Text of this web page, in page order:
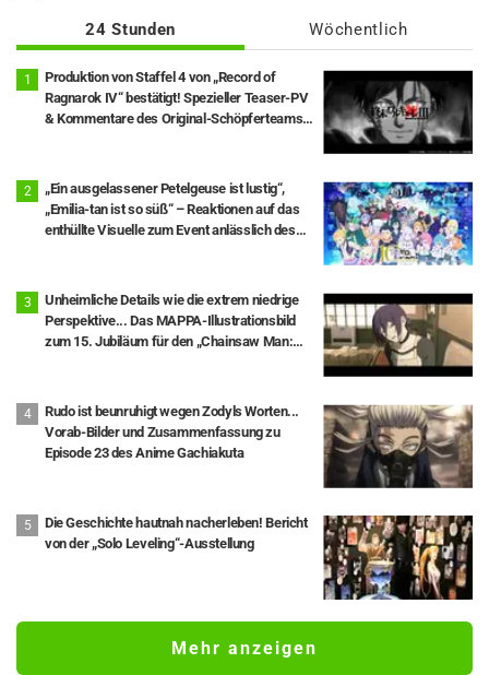
24 Stunden Wöchentlich
Produktion von Staffel 4 von „Record of
Ragnarok IV“ bestätigt! Spezieller Teaser-PV
& Kommentare des Original-Schöpferteams
„Ein ausgelassener Petelgeuse ist lustig“,
„Emilia-tan ist so süß“ – Reaktionen auf das
enthüllte Visuelle zum Event anlässlich des
Unheimliche Details wie die extrem niedrige
Perspektive... Das MAPPA-Illustrationsbild
zum 15. Jubiläum für den „Chainsaw Man:
verflucht“
Rudo ist beunruhigt wegen Zodyls Worten...
Vorab-Bilder und Zusammenfassung zu
Episode 23 des Anime Gachiakuta
Die Geschichte hautnah nacherleben! Bericht
von der „Solo Leveling“-Ausstellung
Mehr anzeigen